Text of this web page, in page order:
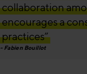
collaboration
encourages a
practices”
Fabien Bouillot